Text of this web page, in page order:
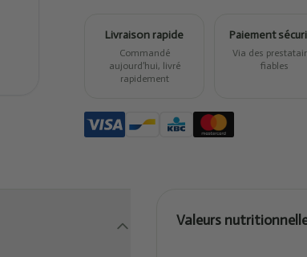
Livraison rapide
Commandé
aujourd’hui, livré
rapidement
Paiement
Via des
fiables
Valeurs